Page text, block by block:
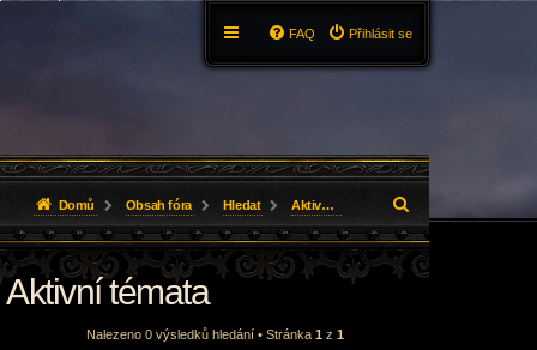
Přihlásit se
FAQ
Domů Obsah fóra Hledat Aktivní témata
l
e
Aktivní témata
Nalezeno 0 výsledků hledání • Stránka 1 z 1